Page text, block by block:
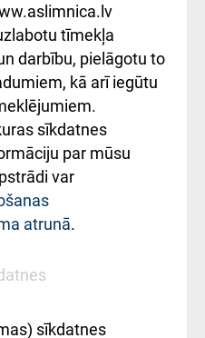
tīmekļa
darbību, pielāgotu to
kā arī iegūtu
sīkdatnes
par mūsu
var
atrunā.
sīkdatnes